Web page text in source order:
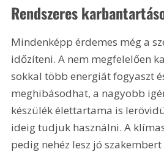
Rendszeres
Mindenképp érdemes még a
időzíteni. A nem megfelelően
sokkal több energiát fogyaszt
meghibásodhat, a nagyobb
készülék élettartama is
ideig tudjuk használni. A
pedig nehéz lesz jó